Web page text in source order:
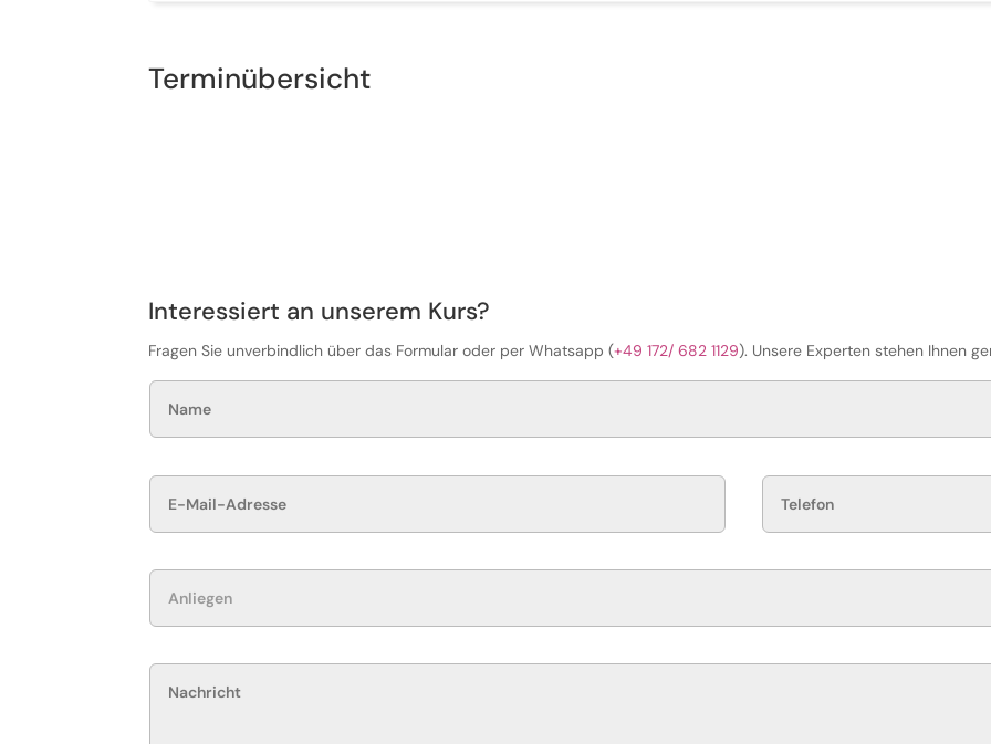
Terminübersicht
Interessiert an unserem Kurs?
Fragen Sie unverbindlich über das Formular oder per Whatsapp (+49 172/ 682 1129). Unsere Experten stehen Ihnen